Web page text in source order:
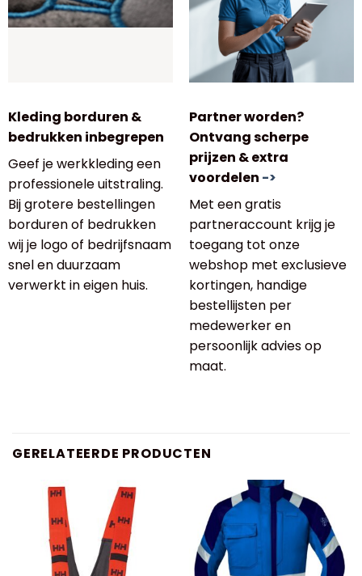
Kleding borduren &
bedrukken inbegrepen
Geef je werkkleding een
professionele uitstraling.
Bij grotere bestellingen
borduren of bedrukken
wij je logo of bedrijfsnaam
snel en duurzaam
verwerkt in eigen huis.
Partner worden?
Ontvang scherpe
prijzen & extra
voordelen ->
Met een gratis
partneraccount krijg je
toegang tot onze
webshop met exclusieve
kortingen, handige
bestellijsten per
medewerker en
persoonlijk advies op
maat.
GERELATEERDE PRODUCTEN